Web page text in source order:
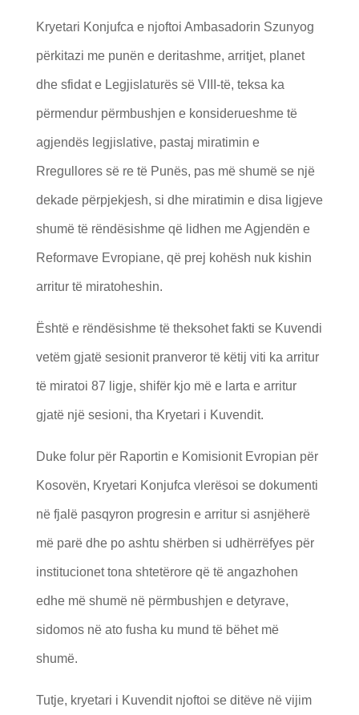
Kryetari Konjufca e njoftoi Ambasadorin Szunyog
përkitazi me punën e deritashme, arritjet, planet
dhe sfidat e Legjislaturës së VIII-të, teksa ka
përmendur përmbushjen e konsiderueshme të
agjendës legjislative, pastaj miratimin e
Rregullores së re të Punës, pas më shumë se një
dekade përpjekjesh, si dhe miratimin e disa ligjeve
shumë të rëndësishme që lidhen me Agjendën e
Reformave Evropiane, që prej kohësh nuk kishin
arritur të miratoheshin.
Është e rëndësishme të theksohet fakti se Kuvendi
vetëm gjatë sesionit pranveror të këtij viti ka arritur
të miratoi 87 ligje, shifër kjo më e larta e arritur
gjatë një sesioni, tha Kryetari i Kuvendit.
Duke folur për Raportin e Komisionit Evropian për
Kosovën, Kryetari Konjufca vlerësoi se dokumenti
në fjalë pasqyron progresin e arritur si asnjëherë
më parë dhe po ashtu shërben si udhërrëfyes për
institucionet tona shtetërore që të angazhohen
edhe më shumë në përmbushjen e detyrave,
sidomos në ato fusha ku mund të bëhet më
shumë.
Tutje, kryetari i Kuvendit njoftoi se ditëve në vijim